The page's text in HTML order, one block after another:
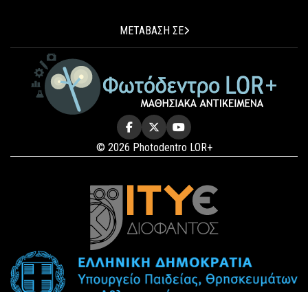
ΜΕΤΑΒΑΣΗ ΣΕ
© 2026 Photodentro LOR+